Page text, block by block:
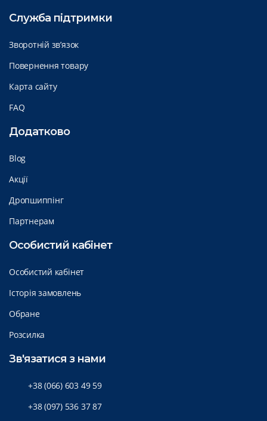
Служба підтримки
Зворотній зв’язок
Повернення товару
Карта сайту
FAQ
Додатково
Blog
Акції
Дропшиппінг
Партнерам
Особистий кабінет
Особистий кабінет
Історія замовлень
Обране
Розсилка
Зв'язатися з нами
+38 (066) 603 49 59
+38 (097) 536 37 87